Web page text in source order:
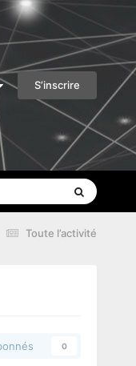
S’inscrire
Toute l’activité
0